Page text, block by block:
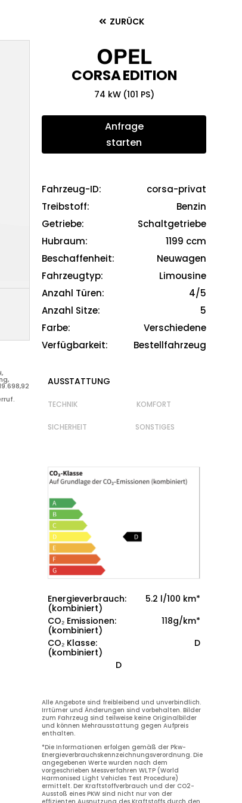
ZURÜCK
OPEL
CORSAEDITION
74 kW (101 PS)
Anfrage
starten
Fahrzeug-ID:
corsa-privat
Treibstoff:
Benzin
Getriebe:
Schaltgetriebe
Hubraum: 1199 ccm
Beschaffenheit:
Neuwagen
Fahrzeugtyp:
Limousine
Anzahl Türen:
4/5
Anzahl Sitze:
5
Farbe:
Verschiedene
Verfügbarkeit: Bestellfahrzeug
AUSSTATTUNG
TECHNIK KOMFORT
SICHERHEIT SONSTIGES
Energieverbrauch:
(kombiniert)
5.2 l/100 km*
CO₂ Emissionen:
(kombiniert)
118g/km*
CO₂ Klasse:
(kombiniert)
D
D
Alle Angebote sind freibleibend und unverbindlich.
Irrtümer und Änderungen sind vorbehalten. Bilder
zum Fahrzeug sind teilweise keine Originalbilder
und können Mehrausstattung gegen Aufpreis
enthalten.
*Die Informationen erfolgen gemäß der Pkw-
Energieverbrauchskennzeichnungsverordnung. Die
angegebenen Werte wurden nach dem
vorgeschrieben Messverfahren WLTP (World
Harmonised Light Vehicles Test Procedure)
ermittelt. Der Kraftstoffverbrauch und der CO2-
Ausstoß eines PKW sind nicht nur von der